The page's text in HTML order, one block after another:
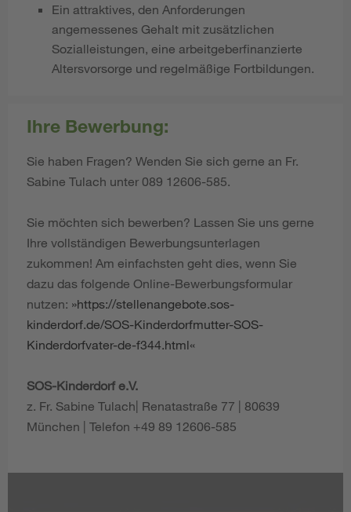
Ein attraktives, den Anforderungen
angemessenes Gehalt mit zusätzlichen
Sozialleistungen, eine arbeitgeberfinanzierte
Altersvorsorge und regelmäßige Fortbildungen.
Ihre Bewerbung:
Sie haben Fragen? Wenden Sie sich gerne an Fr.
Sabine Tulach unter 089 12606-585.
Sie möchten sich bewerben? Lassen Sie uns gerne
Ihre vollständigen Bewerbungsunterlagen
zukommen! Am einfachsten geht dies, wenn Sie
dazu das folgende Online-Bewerbungsformular
nutzen:
https://stellenangebote.sos-
kinderdorf.de/SOS-Kinderdorfmutter-SOS-
Kinderdorfvater-de-f344.html
SOS-Kinderdorf e.V.
z. Fr. Sabine Tulach| Renatastraße 77 | 80639
München | Telefon +49 89 12606-585